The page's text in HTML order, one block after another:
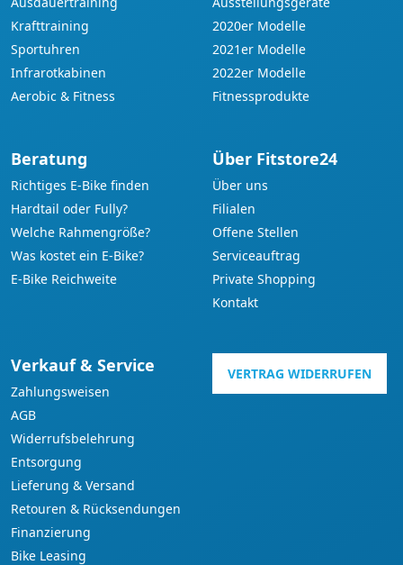
Krafttraining
Sportuhren
Infrarotkabinen
Aerobic & Fitness
2020er Modelle
2021er Modelle
2022er Modelle
Fitnessprodukte
Beratung
Richtiges E-Bike finden
Hardtail oder Fully?
Welche Rahmengröße?
Was kostet ein E-Bike?
E-Bike Reichweite
Über Fitstore24
Über uns
Filialen
Offene Stellen
Serviceauftrag
Private Shopping
Kontakt
Verkauf & Service
Zahlungsweisen
AGB
Widerrufsbelehrung
Entsorgung
Lieferung & Versand
Retouren & Rücksendungen
Finanzierung
Bike Leasing
VERTRAG WIDERRUFEN